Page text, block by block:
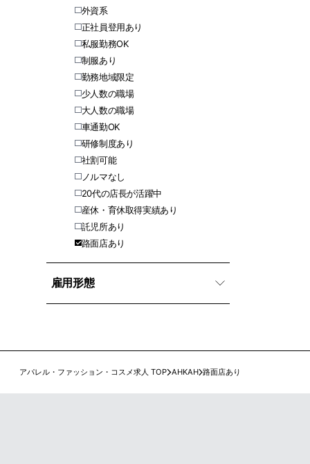
外資系
正社員登用あり
私服勤務OK
制服あり
勤務地域限定
少人数の職場
大人数の職場
車通勤OK
研修制度あり
社割可能
ノルマなし
20代の店長が活躍中
産休・育休取得実績あり
託児所あり
路面店あり
雇用形態
アパレル・ファッション・コスメ求人 TOP AHKAH 路面店あり